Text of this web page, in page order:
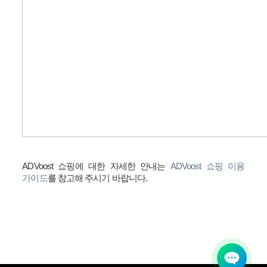
ADVoost 쇼핑에 대한 자세한 안내는 ADVoost 쇼핑
이용
가이드를 참고해 주시기 바랍니다.